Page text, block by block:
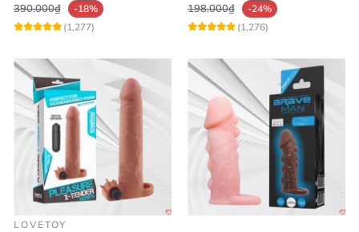
390.000₫
-18%
(1,277)
198.000₫
-24%
(1,276)
LOVETOY